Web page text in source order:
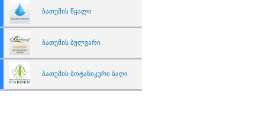
ბათუმის წყალი
ბათუმის ბულვარი
ბათუმის ბოტანიკური ბაღი